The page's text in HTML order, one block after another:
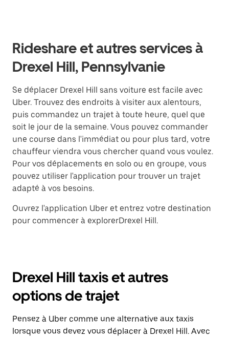
Rideshare et autres services à
Drexel Hill, Pennsylvanie
Se déplacer Drexel Hill sans voiture est facile avec
Uber. Trouvez des endroits à visiter aux alentours,
puis commandez un trajet à toute heure, quel que
soit le jour de la semaine. Vous pouvez commander
une course dans l'immédiat ou pour plus tard, votre
chauffeur viendra vous chercher quand vous voulez.
Pour vos déplacements en solo ou en groupe, vous
pouvez utiliser l'application pour trouver un trajet
adapté à vos besoins.
Ouvrez l'application Uber et entrez votre destination
pour commencer à explorerDrexel Hill.
Drexel Hill taxis et autres
options de trajet
Pensez à Uber comme une alternative aux taxis
lorsque vous devez vous déplacer à Drexel Hill. Avec